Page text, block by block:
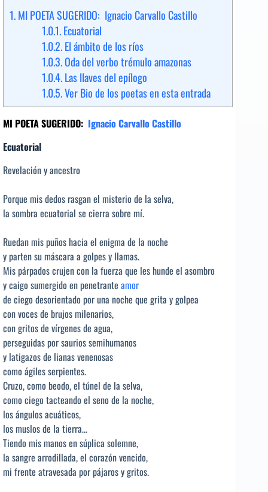
1.MI POETA SUGERIDO: Ignacio Carvallo Castillo
1.0.1.Ecuatorial
1.0.2.El ámbito de los ríos
1.0.3.Oda del verbo trémulo amazonas
1.0.4.Las llaves del epílogo
1.0.5.Ver Bio de los poetas en esta entrada
MI POETA SUGERIDO: Ignacio Carvallo Castillo
Ecuatorial
Revelación y ancestro
Porque mis dedos rasgan el misterio de la selva,
la sombra ecuatorial se cierra sobre mí.
Ruedan mis puños hacia el enigma de la noche
y parten su máscara a golpes y llamas.
Mis párpados crujen con la fuerza que les hunde el asombro
y caigo sumergido en penetrante amor
de ciego desorientado por una noche que grita y golpea
con voces de brujos milenarios,
con gritos de vírgenes de agua,
perseguidas por saurios semihumanos
y latigazos de lianas venenosas
como ágiles serpientes.
Cruzo, como beodo, el túnel de la selva,
como ciego tacteando el seno de la noche,
los ángulos acuáticos,
los muslos de la tierra…
Tiendo mis manos en súplica solemne,
la sangre arrodillada, el corazón vencido,
mi frente atravesada por pájaros y gritos.